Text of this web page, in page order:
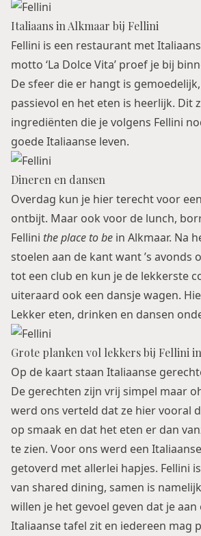
Italiaans in Alkmaar bij Fellini
Fellini is een restaurant met
motto ‘La Dolce Vita’ proef je bij
De sfeer die er hangt is
passievol en het eten is heerlijk. Dit
ingrediënten die je volgens Fellini
goede Italiaanse leven.
Dineren en dansen
Overdag kun je hier terecht voor
ontbijt. Maar ook voor de lunch,
Fellini the place to be in Alkmaar. Na
stoelen aan de kant want ’s avonds
tot een club en kun je de lekkerste
uiteraard ook een dansje wagen.
Lekker eten, drinken en dansen
Grote planken vol lekkers bij Fellini
Op de kaart staan Italiaanse
De gerechten zijn vrij simpel maar
werd ons verteld dat ze hier vooral
op smaak en dat het eten er dan
te zien. Voor ons werd een
getoverd met allerlei hapjes. Fellini
van shared dining, samen is
willen je het gevoel geven dat je
Italiaanse tafel zit en iedereen mag